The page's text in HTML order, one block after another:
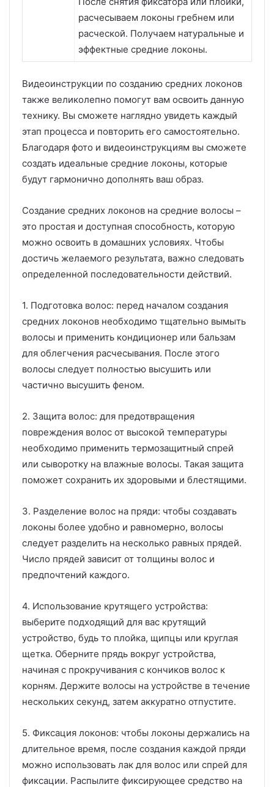
расчесываем локоны гребнем или
расческой. Получаем натуральные и
эффектные средние локоны.
Видеоинструкции по созданию средних локонов
также великолепно помогут вам освоить данную
технику. Вы сможете наглядно увидеть каждый
этап процесса и повторить его самостоятельно.
Благодаря фото и видеоинструкциям вы сможете
создать идеальные средние локоны, которые
будут гармонично дополнять ваш образ.
Создание средних локонов на средние волосы –
это простая и доступная способность, которую
можно освоить в домашних условиях. Чтобы
достичь желаемого результата, важно следовать
определенной последовательности действий.
1. Подготовка волос: перед началом создания
средних локонов необходимо тщательно вымыть
волосы и применить кондиционер или бальзам
для облегчения расчесывания. После этого
волосы следует полностью высушить или
частично высушить феном.
2. Защита волос: для предотвращения
повреждения волос от высокой температуры
необходимо применить термозащитный спрей
или сыворотку на влажные волосы. Такая защита
поможет сохранить их здоровыми и блестящими.
3. Разделение волос на пряди: чтобы создавать
локоны более удобно и равномерно, волосы
следует разделить на несколько равных прядей.
Число прядей зависит от толщины волос и
предпочтений каждого.
4. Использование крутящего устройства:
выберите подходящий для вас крутящий
устройство, будь то плойка, щипцы или круглая
щетка. Оберните прядь вокруг устройства,
начиная с прокручивания с кончиков волос к
корням. Держите волосы на устройстве в течение
нескольких секунд, затем аккуратно отпустите.
5. Фиксация локонов: чтобы локоны держались на
длительное время, после создания каждой пряди
можно использовать лак для волос или спрей для
фиксации. Распылите фиксирующее средство на